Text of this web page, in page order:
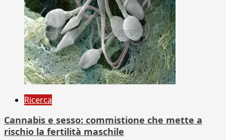
Ricerca
Cannabis e sesso: commistione che mette a
rischio la fertilità maschile